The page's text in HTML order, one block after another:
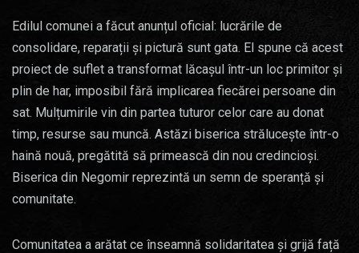
Edilul comunei a făcut anunțul oficial: lucrările de
consolidare, reparații și pictură sunt gata. El spune că acest
proiect de suflet a transformat lăcașul într-un loc primitor și
plin de har, imposibil fără implicarea fiecărei persoane din
sat. Mulțumirile vin din partea tuturor celor care au donat
timp, resurse sau muncă. Astăzi biserica strălucește într-o
haină nouă, pregătită să primească din nou credincioși.
Biserica din Negomir reprezintă un semn de speranță și
comunitate.
Comunitatea a arătat ce înseamnă solidaritatea și grijă față